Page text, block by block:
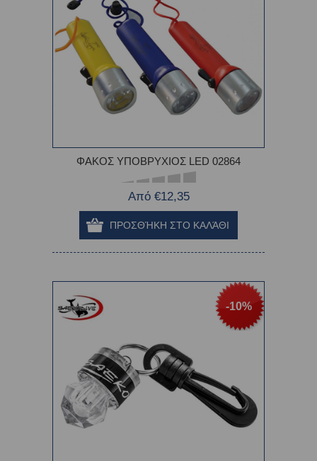
ΦΑΚΟΣ ΥΠΟΒΡΥΧΙΟΣ LED 02864
Από €12,35
-10%